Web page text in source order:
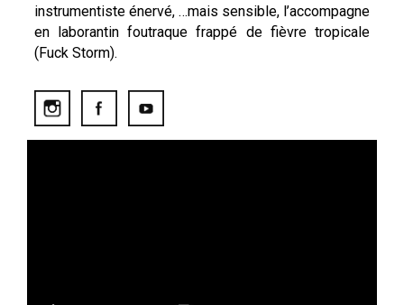
instrumentiste énervé, …mais sensible, l’accompagne
en laborantin foutraque frappé de fièvre tropicale
(Fuck Storm).